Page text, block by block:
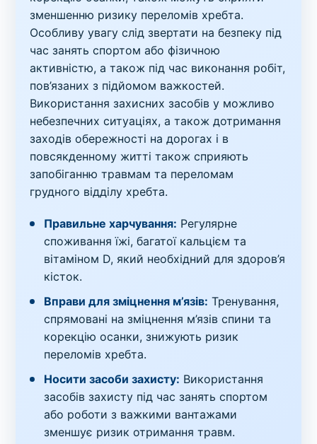
зменшенню ризику переломів хребта.
Особливу увагу слід звертати на безпеку під
час занять спортом або фізичною
активністю, а також під час виконання робіт,
пов’язаних з підйомом важкостей.
Використання захисних засобів у можливо
небезпечних ситуаціях, а також дотримання
заходів обережності на дорогах і в
повсякденному житті також сприяють
запобіганню травмам та переломам
грудного відділу хребта.
Правильне харчування: Регулярне
споживання їжі, багатої кальцієм та
вітаміном D, який необхідний для здоров’я
кісток.
Вправи для зміцнення м’язів: Тренування,
спрямовані на зміцнення м’язів спини та
корекцію осанки, знижують ризик
переломів хребта.
Носити засоби захисту: Використання
засобів захисту під час занять спортом
або роботи з важкими вантажами
зменшує ризик отримання травм.